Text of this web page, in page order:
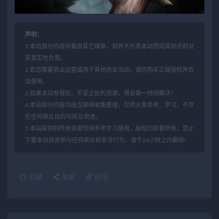
声明：
1.本站部分内容转载自其它媒体，但并不代表本站赞同其观点和对
其真实性负责。
2.若您需要商业运营或用于其他商业活动，请您购买正版授权并合
法使用。
3.如果本站有侵犯、不妥之处的资源，将会第一时间解决！
4.本站部分内容均由互联网收集整理，仅供大家参考、学习，不存
在任何商业目的与商业用途。
5.本站提供的所有资源仅供参考学习使用，版权归原著所有，禁止
下载本站资源参与任何商业和非法行为，请于24小时之内删除!
收藏 海报 链接